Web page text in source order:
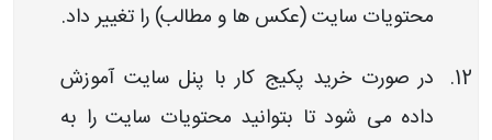
محتویات سایت (عکس ها و مطالب) را تغییر داد.
در صورت خرید پکیج کار با پنل سایت آموزش
داده می شود تا بتوانید محتویات سایت را به